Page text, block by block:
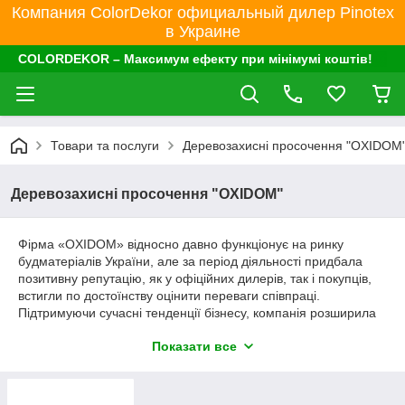
Компания ColorDekor официальный дилер Pinotex
в Украине
COLORDEKOR – Максимум ефекту при мінімумі коштів!
Товари та послуги Деревозахисні просочення
Деревозахисні просочення "OXIDOM"
Фірма «OXIDOM» відносно давно функціонує на ринку
будматеріалів України, але за період діяльності придбала
позитивну репутацію, як у офіційних дилерів, так і покупців,
встигли по достоїнству оцінити переваги співпраці.
Підтримуючи сучасні тенденції бізнесу, компанія розширила
Детальний аналіз існуючого асортименту і представляється
Показати все